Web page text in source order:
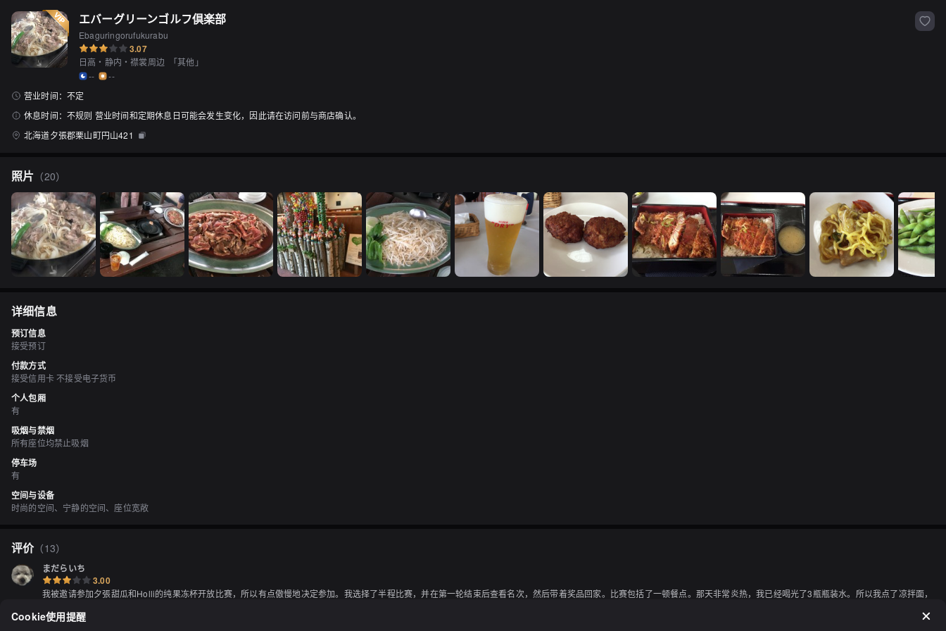
エバーグリーンゴルフ倶楽部
Ebaguringorufukurabu
3.07
日高・静内・襟裳周边 「其他 」
--
--
营业时间： 不定
休息时间： 不规则 营业时间和定期休息日可能会发生变化，因此请在访问前与商店确认。
北海道夕張郡栗山町円山421
照片 （20）
详细信息
预订信息
接受预订
付款方式
接受信用卡 不接受电子货币
个人包厢
有
吸烟与禁烟
所有座位均禁止吸烟
停车场
有
空间与设备
时尚的空间、宁静的空间、座位宽敞
评价（13）
まだらいち
3.00
我被邀请参加夕張甜瓜和Holli的纯果冻杯开放比赛，所以有点傲慢地决定参加。我选择了半程比赛，并在第一轮结束后查看名次，然后带着奖品回家。比赛包括了一顿餐点。那天非常炎热，我已经喝光了3瓶瓶装水。所以我点了凉拌面，
健康但味道有点淡。吃完后，我感谢美味的餐点。作为纪念品或奖品，我收到了一颗夕張甜瓜和Holli的糖果套装。
Cookie使用提醒